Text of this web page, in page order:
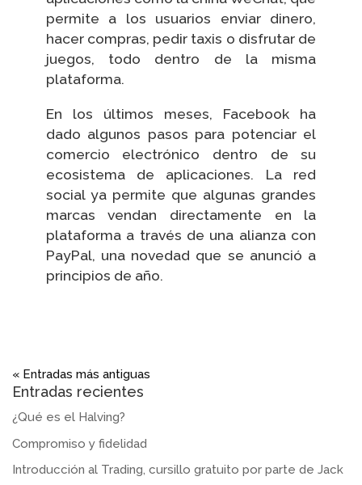
permite a los usuarios enviar dinero,
hacer compras, pedir taxis o disfrutar de
juegos, todo dentro de la misma
plataforma.
En los últimos meses, Facebook ha
dado algunos pasos para potenciar el
comercio electrónico dentro de su
ecosistema de aplicaciones. La red
social ya permite que algunas grandes
marcas vendan directamente en la
plataforma a través de una alianza con
PayPal, una novedad que se anunció a
principios de año.
« Entradas más antiguas
Entradas recientes
¿Qué es el Halving?
Compromiso y fidelidad
Introducción al Trading, cursillo gratuito por parte de Jack